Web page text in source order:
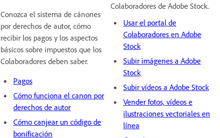
Conozca el sistema de cánones
por derechos de autor, cómo
recibir los pagos y los aspectos
básicos sobre impuestos que los
Colaboradores deben saber.
Pagos
Cómo funciona el canon por
derechos de autor
Cómo canjear un código de
bonificación
Colaboradores de Adobe Stock.
Usar el portal de
Colaboradores en Adobe
Stock
Subir imágenes a Adobe
Stock
Subir vídeos a Adobe Stock
Vender fotos, vídeos e
ilustraciones vectoriales en
línea